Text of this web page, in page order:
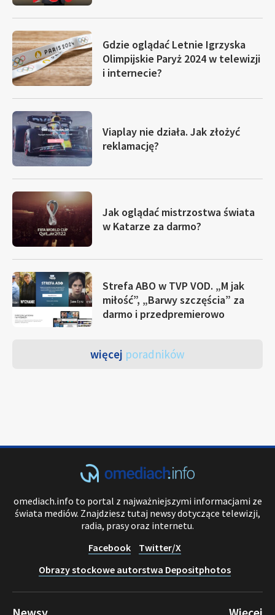
Gdzie oglądać Letnie Igrzyska
Olimpijskie Paryż 2024 w telewizji
i internecie?
Viaplay nie działa. Jak złożyć
reklamację?
Jak oglądać mistrzostwa świata
w Katarze za darmo?
Strefa ABO w TVP VOD. „M jak
miłość”, „Barwy szczęścia” za
darmo i przedpremierowo
więcej poradników
omediach.info to portal z najważniejszymi informacjami ze
świata mediów. Znajdziesz tutaj newsy dotyczące telewizji,
radia, prasy oraz internetu.
Facebook
Twitter/X
Obrazy stockowe autorstwa Depositphotos